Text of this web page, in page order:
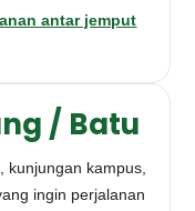
antar jemput
/ Batu
kunjungan kampus,
ingin perjalanan